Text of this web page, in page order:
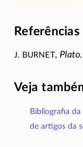
Referências
J. Burnet,
Veja
Bibliografia da
de artigos da